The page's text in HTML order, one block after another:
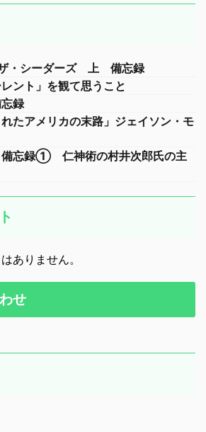
・シーダーズ 上 備忘録
ント」を観て思うこと
録
れたアメリカの末路」ジェイソン・モ
忘録① 仁神術の村井次郎氏の主
ありません。
せ